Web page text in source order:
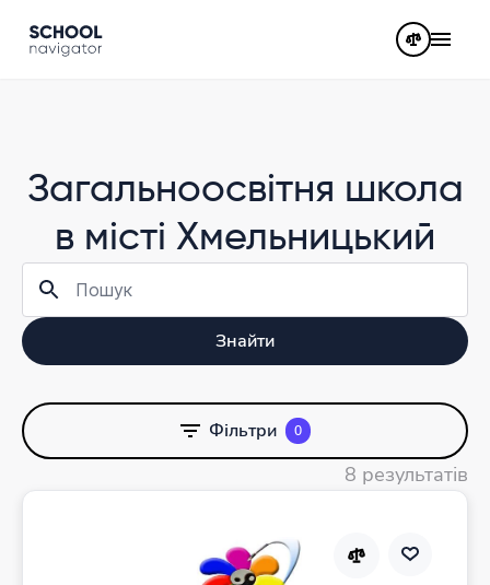
Загальноосвітня школа
в місті Хмельницький
Знайти
Фільтри 0
8 результатів